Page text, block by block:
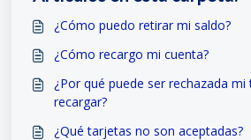
¿Cómo puedo retirar mi saldo?
¿Cómo recargo mi cuenta?
¿Por qué puede ser rechazada
recargar?
¿Qué tarjetas no son aceptadas?